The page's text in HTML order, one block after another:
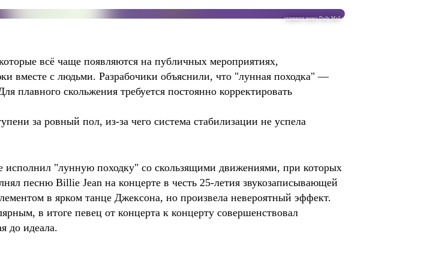
скриншот видео Daily Mail
всё чаще появляются на публичных мероприятиях,
вместе с людьми. Разрабочики объяснили, что "лунная походка" —
скольжения требуется постоянно корректировать
за ровный пол, из-за чего система стабилизации не успела
"лунную походку" со скользящими движениями, при которых
песню Billie Jean на концерте в честь 25-летия звукозаписывающей
в ярком танце Джексона, но произвела невероятный эффект.
в итоге певец от концерта к концерту совершенствовал
до идеала.